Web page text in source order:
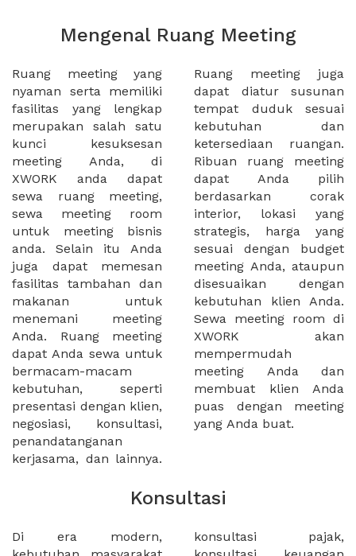
Mengenal Ruang Meeting
Ruang meeting yang
nyaman serta memiliki
fasilitas yang lengkap
merupakan salah satu
kunci kesuksesan
meeting Anda, di
XWORK anda dapat
sewa ruang meeting,
sewa meeting room
untuk meeting bisnis
anda. Selain itu Anda
juga dapat memesan
fasilitas tambahan dan
makanan untuk
menemani meeting
Anda. Ruang meeting
dapat Anda sewa untuk
bermacam-macam
kebutuhan, seperti
presentasi dengan klien,
negosiasi, konsultasi,
penandatanganan
kerjasama, dan lainnya.
Ruang meeting juga
dapat diatur susunan
tempat duduk sesuai
kebutuhan dan
ketersediaan ruangan.
Ribuan ruang meeting
dapat Anda pilih
berdasarkan corak
interior, lokasi yang
strategis, harga yang
sesuai dengan budget
meeting Anda, ataupun
disesuaikan dengan
kebutuhan klien Anda.
Sewa meeting room di
XWORK akan
mempermudah
meeting Anda dan
membuat klien Anda
puas dengan meeting
yang Anda buat.
Konsultasi
Di era modern,
konsultasi pajak,